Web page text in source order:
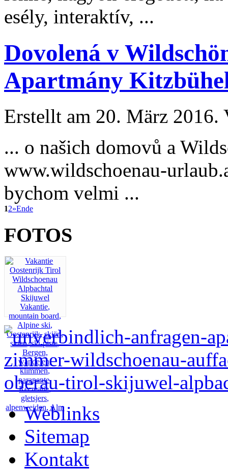
esély, interaktív, ...
Dovolená v
Apartmány
Erstellt am 20. März
... o našich domovů a
www.wildschoenau-urlaub
bychom velmi ...
12»Ende
FOTOS
Weblinks
Sitemap
Kontakt